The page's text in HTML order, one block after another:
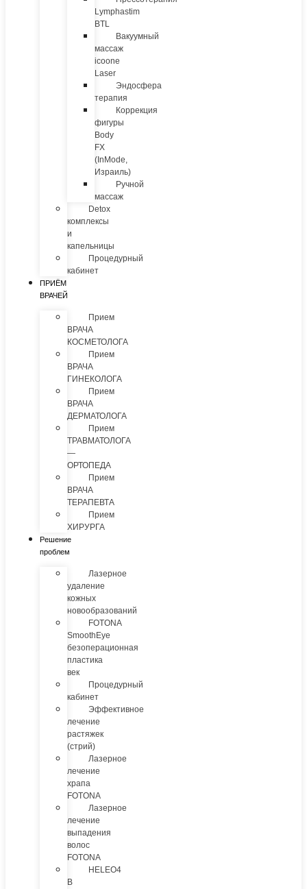
Lymphastim
BTL
Вакуумный
массаж
icoone
Laser
Эндосфера
терапия
Коррекция
фигуры
Body
FX
(InMode,
Израиль)
Ручной
массаж
Detox
комплексы
и
капельницы
Процедурный
кабинет
ПРИЁМ
ВРАЧЕЙ
Прием
ВРАЧА
КОСМЕТОЛОГА
Прием
ВРАЧА
ГИНЕКОЛОГА
Прием
ВРАЧА
ДЕРМАТОЛОГА
Прием
ТРАВМАТОЛОГА
—
ОРТОПЕДА
Прием
ВРАЧА
ТЕРАПЕВТА
Прием
ХИРУРГА
Решение
проблем
Лазерное
удаление
кожных
новообразований
FOTONA
SmoothEye
безоперационная
пластика
век
Процедурный
кабинет
Эффективное
лечение
растяжек
(стрий)
Лазерное
лечение
храпа
FOTONA
Лазерное
лечение
выпадения
волос
FOTONA
HELEO4
В